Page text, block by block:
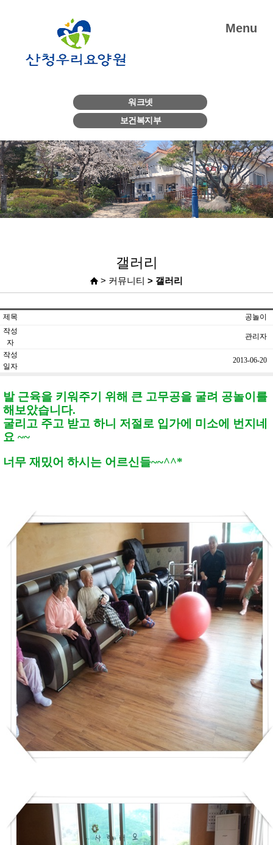
Menu
워크넷
보건복지부
갤러리
> 커뮤니티 > 갤러리
제목
공놀이
작성
자
관리자
작성
일자
2013-06-20
발 근육을 키워주기 위해 큰 고무공을 굴려 공놀이를
해보았습니다.
굴리고 주고 받고 하니 저절로 입가에 미소에 번지네
요 ~~
너무 재밌어 하시는 어르신들~~^^*